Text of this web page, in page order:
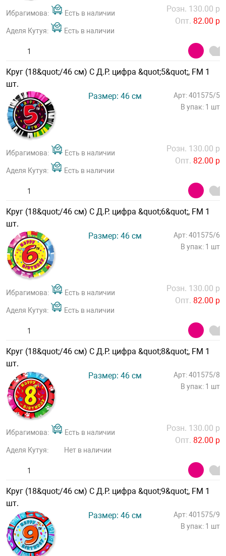
Ибрагимова: Есть в наличии
Аделя Кутуя: Есть в наличии
Розн. 130.00 р
Опт. 82.00 р
Круг (18&quot;/46 см) С Д.Р. цифра &quot;5&quot;, FM 1
шт.
Размер: 46 см
Арт: 401575/5
В упак: 1 шт
Ибрагимова: Есть в наличии
Аделя Кутуя: Есть в наличии
Розн. 130.00 р
Опт. 82.00 р
Круг (18&quot;/46 см) С Д.Р. цифра &quot;6&quot;, FM 1
шт.
Размер: 46 см
Арт: 401575/6
В упак: 1 шт
Ибрагимова: Есть в наличии
Аделя Кутуя: Есть в наличии
Розн. 130.00 р
Опт. 82.00 р
Круг (18&quot;/46 см) С Д.Р. цифра &quot;8&quot;, FM 1
шт.
Размер: 46 см
Арт: 401575/8
В упак: 1 шт
Ибрагимова: Есть в наличии
Аделя Кутуя: Нет в наличии
Розн. 130.00 р
Опт. 82.00 р
Круг (18&quot;/46 см) С Д.Р. цифра &quot;9&quot;, FM 1
шт.
Размер: 46 см
Арт: 401575/9
В упак: 1 шт